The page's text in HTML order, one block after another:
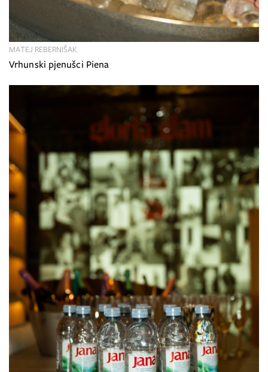
Vrhunski pjenušci Piena
MATEJ REBERNIŠAK